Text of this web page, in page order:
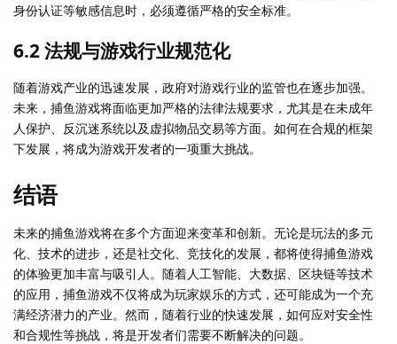
身份认证等敏感信息时，必须遵循严格的安全标准。
6.2 法规与游戏行业规范化
随着游戏产业的迅速发展，政府对游戏行业的监管也在逐步加强。
未来，捕鱼游戏将面临更加严格的法律法规要求，尤其是在未成年
人保护、反沉迷系统以及虚拟物品交易等方面。如何在合规的框架
下发展，将成为游戏开发者的一项重大挑战。
结语
未来的捕鱼游戏将在多个方面迎来变革和创新。无论是玩法的多元
化、技术的进步，还是社交化、竞技化的发展，都将使得捕鱼游戏
的体验更加丰富与吸引人。随着人工智能、大数据、区块链等技术
的应用，捕鱼游戏不仅将成为玩家娱乐的方式，还可能成为一个充
满经济潜力的产业。然而，随着行业的快速发展，如何应对安全性
和合规性等挑战，将是开发者们需要不断解决的问题。